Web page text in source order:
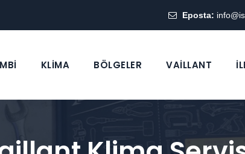
Eposta:
KLİMA BÖLGELER VAİLLANT